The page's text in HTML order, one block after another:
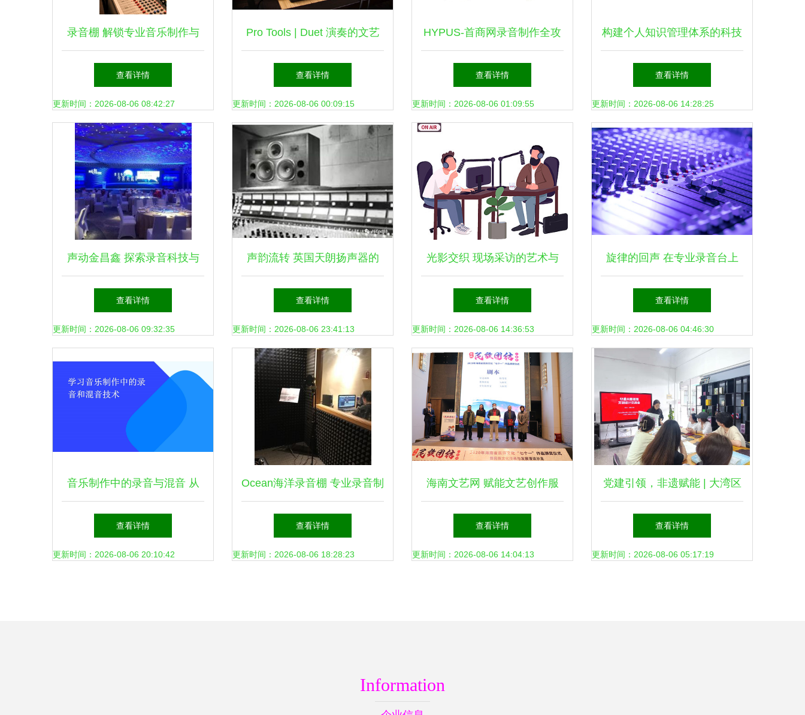
录音棚 解锁专业音乐制作与
文艺创作的无限可能
查看详情
更新时间：2026-08-06 08:42:27
Pro Tools | Duet 演奏的文艺
密码 行于万音之海的诗篇
查看详情
更新时间：2026-08-06 00:09:15
HYPUS-首商网录音制作全攻
略 从文稿到成品的高效流程
查看详情
更新时间：2026-08-06 01:09:55
构建个人知识管理体系的科技
树与技能图谱 学习体系结构
1.0实践指南——以录音制作
为例
查看详情
更新时间：2026-08-06 14:28:25
声动金昌鑫 探索录音科技与
文艺重塑的跨界新篇
查看详情
更新时间：2026-08-06 09:32:35
声韵流转 英国天朗扬声器的
历史回声
查看详情
更新时间：2026-08-06 23:41:13
光影交织 现场采访的艺术与
现实
查看详情
更新时间：2026-08-06 14:36:53
旋律的回声 在专业录音台上
的夜晚
查看详情
更新时间：2026-08-06 04:46:30
音乐制作中的录音与混音 从
基础到实战
查看详情
更新时间：2026-08-06 20:10:42
Ocean海洋录音棚 专业录音制
作的艺术殿堂
查看详情
更新时间：2026-08-06 18:28:23
海南文艺网 赋能文艺创作服
务的创新平台
查看详情
更新时间：2026-08-06 14:04:13
党建引领，非遗赋能 | 大湾区
文旅智造研发中心非遗木雕版
画文创设计交流会成功举办
查看详情
更新时间：2026-08-06 05:17:19
Information